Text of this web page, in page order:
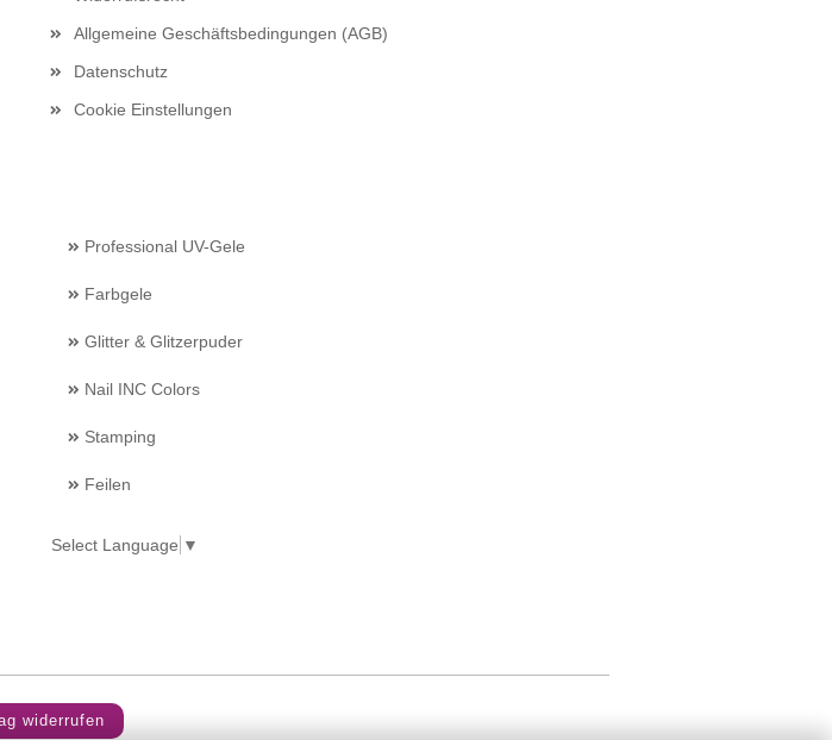
Allgemeine Geschäftsbedingungen (AGB)
Datenschutz
Cookie Einstellungen
Professional UV-Gele
Farbgele
Glitter & Glitzerpuder
Nail INC Colors
Stamping
Feilen
Select Language ▼
widerrufen